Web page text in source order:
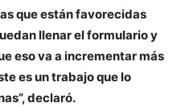
que están favorecidas
llenar el formulario y
eso va a incrementar más
es un trabajo que lo
declaró.